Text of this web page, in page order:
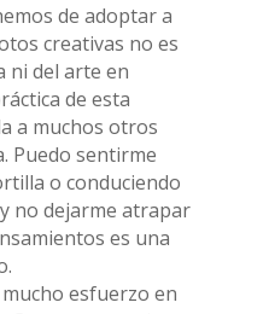
de adoptar a
creativas no es
ni del arte en
de esta
a muchos otros
Puedo sentirme
o conduciendo
no dejarme atrapar
es una
esfuerzo en